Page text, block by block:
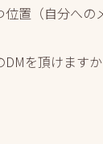
位置（自分へ
を頂けますか